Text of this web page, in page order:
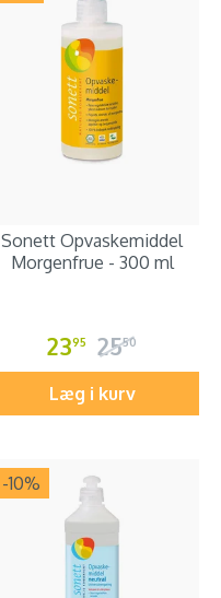
Sonett Opvaskemiddel
Morgenfrue - 300 ml
2395 2550
Læg i kurv
-10%